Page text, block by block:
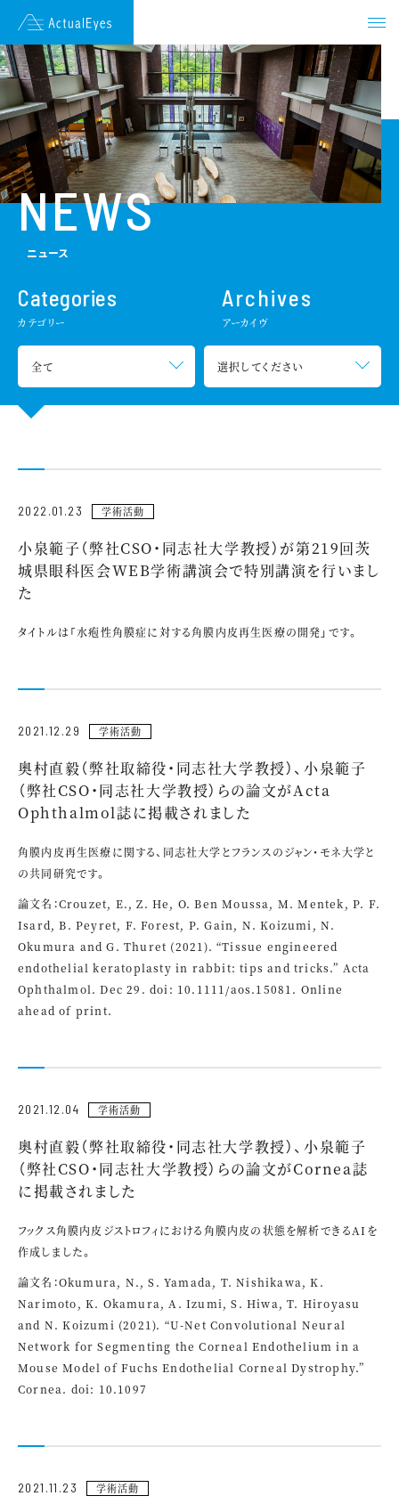
JAPANESE ENGLISH
HOME
NEWS
ENDORSEMENT
TECHNOLOGY
COMPANY
NEWS
ニュース
Categories
カテゴリー
Archives
アーカイヴ
2022.01.23 学術活動
小泉範子（弊社CSO・同志社大学教授）が第219回茨
城県眼科医会WEB学術講演会で特別講演を行いまし
た
タイトルは「水疱性角膜症に対する角膜内皮再生医療の開発」です。
2021.12.29 学術活動
奥村直毅（弊社取締役・同志社大学教授）、小泉範子
（弊社CSO・同志社大学教授）らの論文がActa
Ophthalmol誌に掲載されました
角膜内皮再生医療に関する、同志社大学とフランスのジャン・モネ大学と
の共同研究です。
論文名：Crouzet, E., Z. He, O. Ben Moussa, M. Mentek, P. F.
Isard, B. Peyret, F. Forest, P. Gain, N. Koizumi, N.
Okumura and G. Thuret (2021). “Tissue engineered
endothelial keratoplasty in rabbit: tips and tricks.” Acta
Ophthalmol. Dec 29. doi: 10.1111/aos.15081. Online
ahead of print.
2021.12.04 学術活動
奥村直毅（弊社取締役・同志社大学教授）、小泉範子
（弊社CSO・同志社大学教授）らの論文がCornea誌
に掲載されました
フックス角膜内皮ジストロフィにおける角膜内皮の状態を解析できるAIを
作成しました。
論文名：Okumura, N., S. Yamada, T. Nishikawa, K.
Narimoto, K. Okamura, A. Izumi, S. Hiwa, T. Hiroyasu
and N. Koizumi (2021). “U-Net Convolutional Neural
Network for Segmenting the Corneal Endothelium in a
Mouse Model of Fuchs Endothelial Corneal Dystrophy.”
Cornea. doi: 10.1097
2021.11.23 学術活動